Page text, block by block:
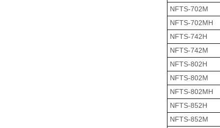
NFTS-702M
NFTS-702MH
NFTS-742H
NFTS-742M
NFTS-802H
NFTS-802M
NFTS-802MH
NFTS-852H
NFTS-852M